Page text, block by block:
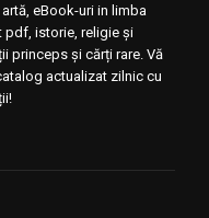
eBook-uri in limba
pdf, istorie, religie și
princeps și cărți rare. Vă
actualizat zilnic cu